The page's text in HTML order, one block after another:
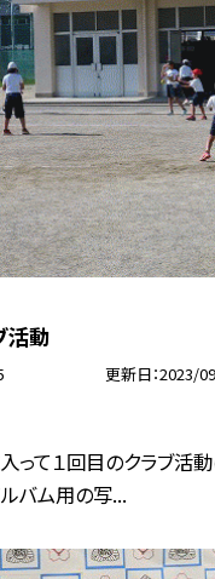
活動
更新日 2023/
って１回目のクラブ活動
バム用の写...